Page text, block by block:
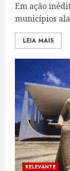
Em ação
municípios
LEIA MAIS
RELEVANTE